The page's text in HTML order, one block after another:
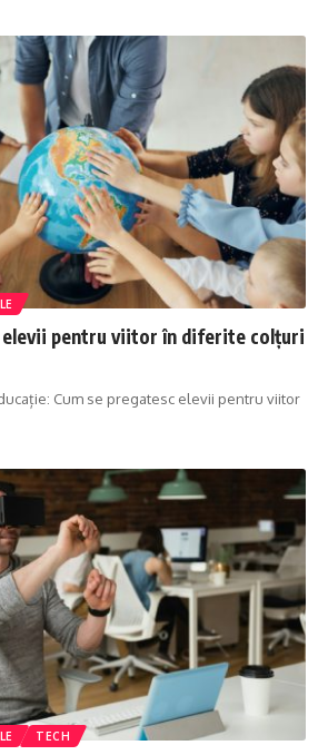
elevii pentru viitor în diferite colțuri
Cum se pregatesc elevii pentru viitor
TECH